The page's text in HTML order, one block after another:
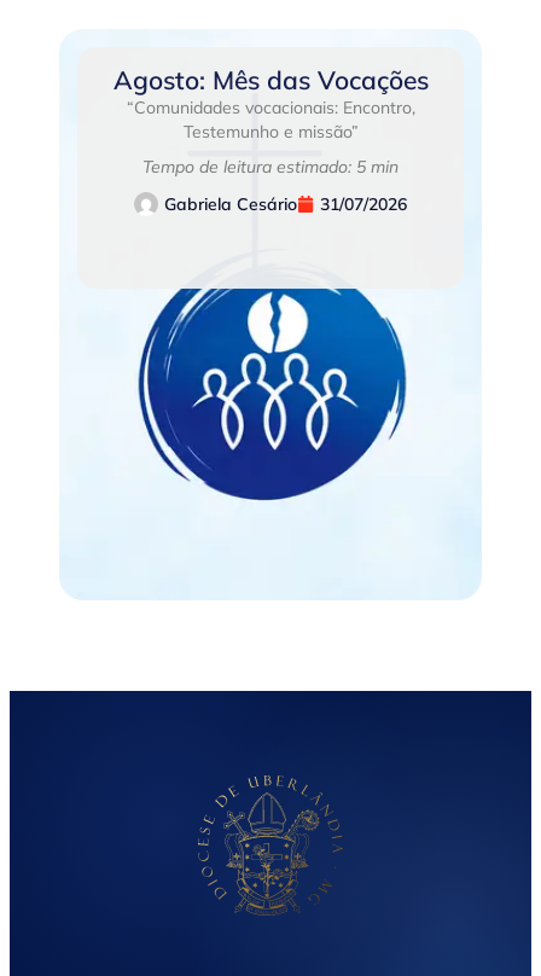
Agosto: Mês das Vocações
“Comunidades vocacionais: Encontro,
Testemunho e missão”
Tempo de leitura estimado: 5 min
Gabriela Cesário
31/07/2026